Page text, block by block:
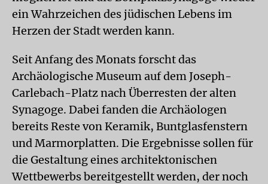
ein Wahrzeichen des jüdischen Lebens im
Herzen der Stadt werden kann.
Seit Anfang des Monats forscht das
Archäologische Museum auf dem Joseph-
Carlebach-Platz nach Überresten der alten
Synagoge. Dabei fanden die Archäologen
bereits Reste von Keramik, Buntglasfenstern
und Marmorplatten. Die Ergebnisse sollen für
die Gestaltung eines architektonischen
Wettbewerbs bereitgestellt werden, der noch